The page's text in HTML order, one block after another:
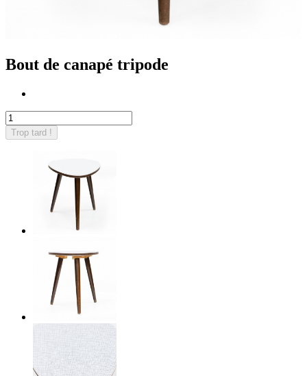
Bout de canapé tripode
Trop tard !